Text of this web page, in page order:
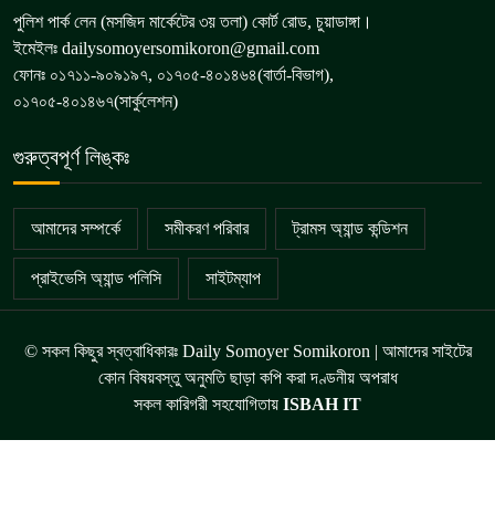
পুলিশ পার্ক লেন (মসজিদ মার্কেটের ৩য় তলা) কোর্ট রোড, চুয়াডাঙ্গা।
ইমেইলঃ dailysomoyersomikoron@gmail.com
ফোনঃ ০১৭১১-৯০৯১৯৭, ০১৭০৫-৪০১৪৬৪(বার্তা-বিভাগ),
০১৭০৫-৪০১৪৬৭(সার্কুলেশন)
গুরুত্বপূর্ণ লিঙ্কঃ
আমাদের সম্পর্কে সমীকরণ পরিবার ট্রামস অ্যান্ড কন্ডিশন
প্রাইভেসি অ্যান্ড পলিসি সাইটম্যাপ
© সকল কিছুর স্বত্বাধিকারঃ Daily Somoyer Somikoron | আমাদের সাইটের
কোন বিষয়বস্তু অনুমতি ছাড়া কপি করা দণ্ডনীয় অপরাধ
সকল কারিগরী সহযোগিতায় ISBAH IT